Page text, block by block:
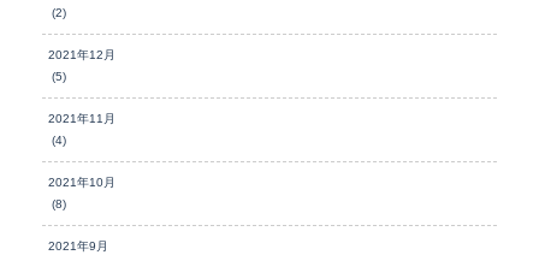
(2)
2021年12月
(5)
2021年11月
(4)
2021年10月
(8)
2021年9月